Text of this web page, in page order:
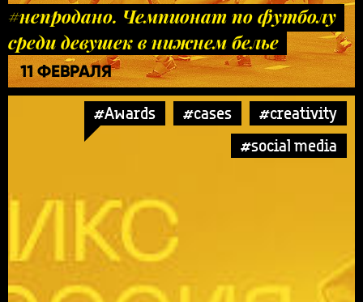
#непродано. Чемпионат по футболу
среди девушек в нижнем белье
11 ФЕВРАЛЯ
#Awards #cases
#creativity
#social media